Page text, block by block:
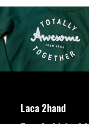
Laca 2hand